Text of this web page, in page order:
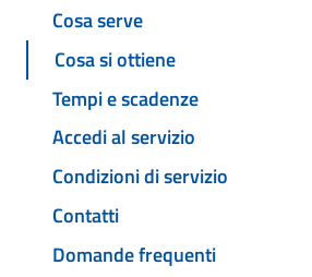
Cosa serve
Cosa si ottiene
Tempi e scadenze
Accedi al servizio
Condizioni di servizio
Contatti
Domande frequenti